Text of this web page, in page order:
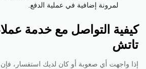
لمرونة إضافية في عملية الدفع.
كيفية التواصل مع خدمة
تاتش
إذا واجهت أي صعوبة أو كان لديك استفسار،